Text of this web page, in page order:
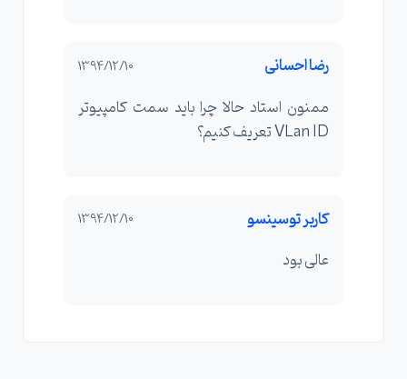
رضا احسانی 1394/12/10
ممنون استاد حالا چرا باید سمت کامپیوتر
VLan ID تعریف کنیم؟
کاربر توسینسو 1394/12/10
عالی بود